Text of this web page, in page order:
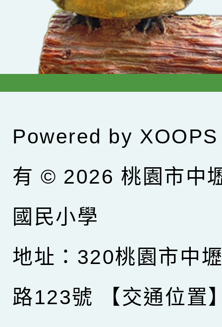
Powered by XOOPS
有 © 2026 桃園市中
國民小學
地址：320桃園市中
路123號
【交通位置